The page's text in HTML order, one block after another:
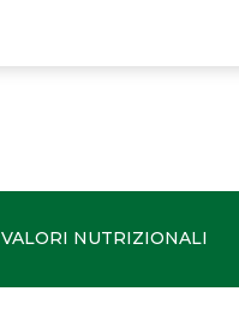
VALORI NUTRIZIONALI